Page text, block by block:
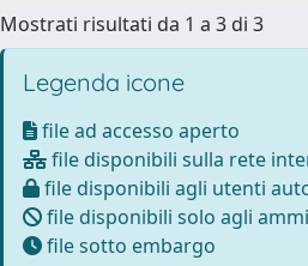
Mostrati risultati da 1 a 3 di 3
Legenda icone
file ad accesso aperto
file disponibili sulla rete
file disponibili agli utenti
file disponibili solo agli
file sotto embargo